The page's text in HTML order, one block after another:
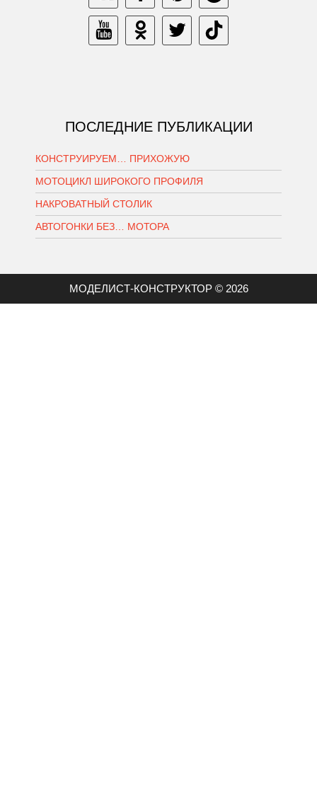
ПОСЛЕДНИЕ ПУБЛИКАЦИИ
КОНСТРУИРУЕМ… ПРИХОЖУЮ
МОТОЦИКЛ ШИРОКОГО ПРОФИЛЯ
НАКРОВАТНЫЙ СТОЛИК
АВТОГОНКИ БЕЗ… МОТОРА
МОДЕЛИСТ-КОНСТРУКТОР © 2026